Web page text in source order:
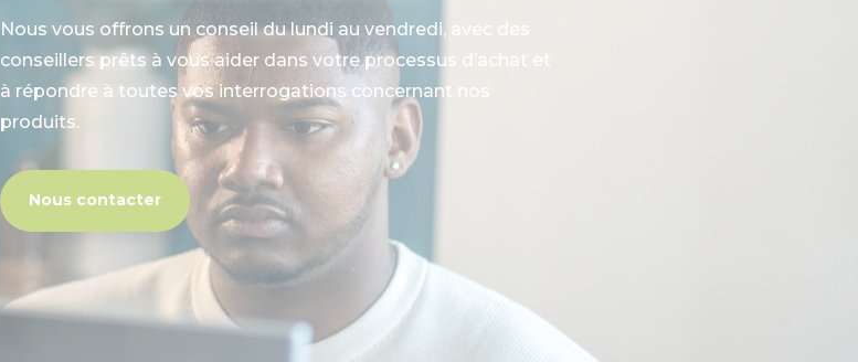
Nous vous offrons un conseil du lundi au vendredi, avec des
conseillers prêts à vous aider dans votre processus d’achat et
à répondre à toutes vos interrogations concernant nos
produits.
Nous contacter